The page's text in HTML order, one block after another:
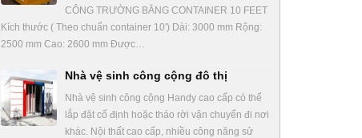
CÔNG TRƯỜNG BẰNG CONTAINER 10 FEET
Kích thước ( Theo chuẩn container 10′) Dài: 3000 mm Rộng:
2500 mm Cao: 2600 mm Được…
Nhà vệ sinh công cộng đô thị
Nhà vệ sinh công cộng Handy cao cấp có thể
lắp đặt cố định hoặc tháo rời vận chuyển đi nơi
khác. Nội thất cao cấp, nhiều công năng sử